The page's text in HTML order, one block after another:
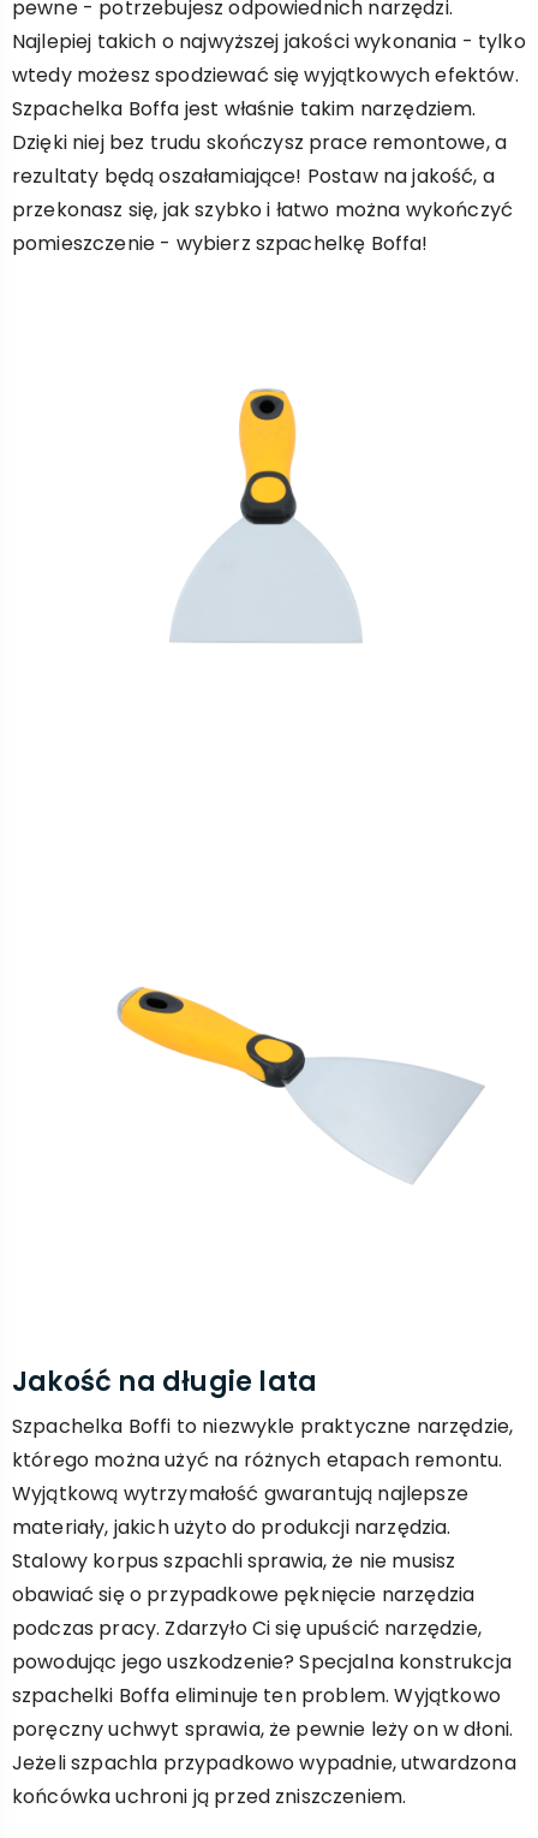
pewne - potrzebujesz odpowiednich narzędzi.
Najlepiej takich o najwyższej jakości wykonania - tylko
wtedy możesz spodziewać się wyjątkowych efektów.
Szpachelka Boffa jest właśnie takim narzędziem.
Dzięki niej bez trudu skończysz prace remontowe, a
rezultaty będą oszałamiające! Postaw na jakość, a
przekonasz się, jak szybko i łatwo można wykończyć
pomieszczenie - wybierz szpachelkę Boffa!
Jakość na długie lata
Szpachelka Boffi to niezwykle praktyczne narzędzie,
którego można użyć na różnych etapach remontu.
Wyjątkową wytrzymałość gwarantują najlepsze
materiały, jakich użyto do produkcji narzędzia.
Stalowy korpus szpachli sprawia, że nie musisz
obawiać się o przypadkowe pęknięcie narzędzia
podczas pracy. Zdarzyło Ci się upuścić narzędzie,
powodując jego uszkodzenie? Specjalna konstrukcja
szpachelki Boffa eliminuje ten problem. Wyjątkowo
poręczny uchwyt sprawia, że pewnie leży on w dłoni.
Jeżeli szpachla przypadkowo wypadnie, utwardzona
końcówka uchroni ją przed zniszczeniem.